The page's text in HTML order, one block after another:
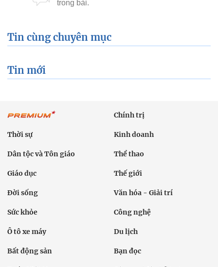
Tin cùng chuyên mục
Tin mới
Chính trị
Thời sự Kinh doanh
Dân tộc và Tôn giáo Thể thao
Giáo dục Thế giới
Đời sống Văn hóa - Giải trí
Sức khỏe Công nghệ
Ô tô xe máy Du lịch
Bất động sản Bạn đọc